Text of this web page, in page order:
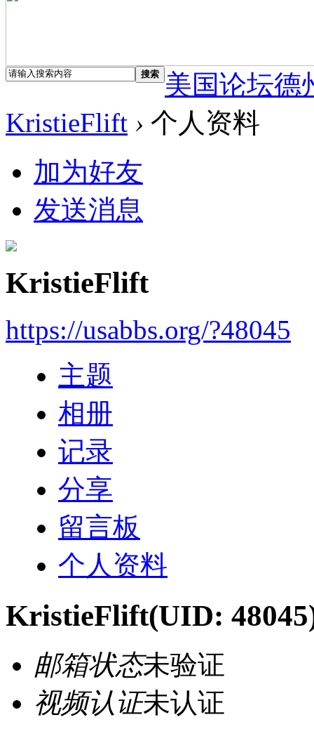
搜索
美国论坛德
KristieFlift › 个人资料
加为好友
发送消息
KristieFlift
https://usabbs.org/?48045
主题
相册
记录
分享
留言板
个人资料
KristieFlift(UID:
邮箱状态未验证
视频认证未认证